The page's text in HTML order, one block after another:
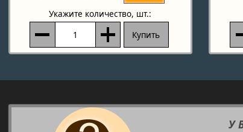
Укажите количество, шт.:
Купить
У